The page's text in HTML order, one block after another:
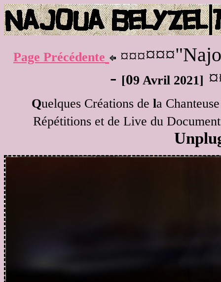
Page Précédente ¤¤¤
- [09 Avril 2021]
Quelques Créations de la
Répétitions et de Live du